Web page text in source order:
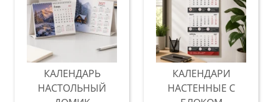
КАЛЕНДАРЬ
НАСТОЛЬНЫЙ
КАЛЕНДАРИ
НАСТЕННЫЕ С